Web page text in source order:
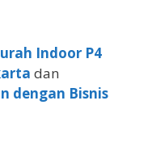
Indoor P4
dan
dengan Bisnis